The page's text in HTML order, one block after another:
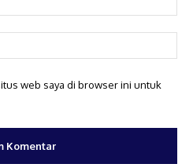
web saya di browser ini untuk